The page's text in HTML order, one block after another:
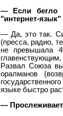
— Если бегло
"интернет-
— Да, это так.
(пресса, радио,
не превышала
Развал Союза
оралманов
языке быстро
—